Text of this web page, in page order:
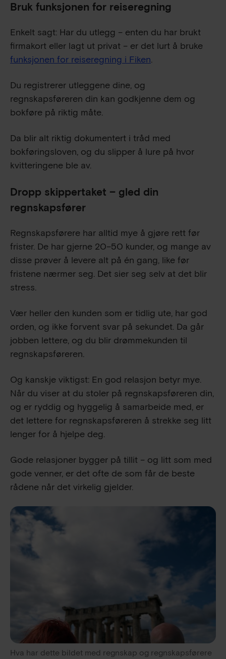
Bruk funksjonen for reiseregning
Enkelt sagt: Har du utlegg – enten du har brukt
firmakort eller lagt ut privat – er det lurt å bruke
funksjonen for reiseregning i Fiken.
Du registrerer utleggene dine, og
regnskapsføreren din kan godkjenne dem og
bokføre på riktig måte.
Da blir alt riktig dokumentert i tråd med
bokføringsloven, og du slipper å lure på hvor
kvitteringene ble av.
Dropp skippertaket – gled din
regnskapsfører
Regnskapsførere har alltid mye å gjøre rett før
frister. De har gjerne 20–50 kunder, og mange av
disse prøver å levere alt på én gang, like før
fristene nærmer seg. Det sier seg selv at det blir
stress.
Vær heller den kunden som er tidlig ute, har god
orden, og ikke forvent svar på sekundet. Da går
jobben lettere, og du blir drømmekunden til
regnskapsføreren.
Og kanskje viktigst: En god relasjon betyr mye.
Når du viser at du stoler på regnskapsføreren din,
og er ryddig og hyggelig å samarbeide med, er
det lettere for regnskapsføreren å strekke seg litt
lenger for å hjelpe deg.
Gode relasjoner bygger på tillit – og litt som med
gode venner, er det ofte de som får de beste
rådene når det virkelig gjelder.
Hva har dette bildet med regnskap og regnskapsførere